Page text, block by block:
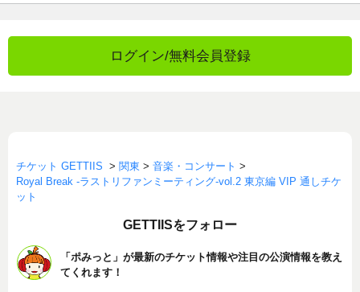
ログイン/無料会員登録
チケット GETTIIS > 関東 > 音楽・コンサート >
Royal Break -ラストリファンミーティング-vol.2 東京編 VIP 通しチケ
ット
GETTIISをフォロー
「ポみっと」が最新のチケット情報や注目の公演情報を教え
てくれます！